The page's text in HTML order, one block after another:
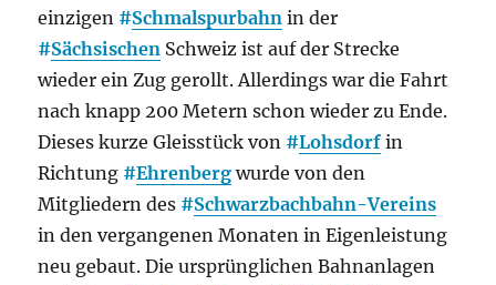
einzigen #Schmalspurbahn in der
#Sächsischen Schweiz ist auf der Strecke
wieder ein Zug gerollt. Allerdings war die Fahrt
nach knapp 200 Metern schon wieder zu Ende.
Dieses kurze Gleisstück von #Lohsdorf in
Richtung #Ehrenberg wurde von den
Mitgliedern des #Schwarzbachbahn-Vereins
in den vergangenen Monaten in Eigenleistung
neu gebaut. Die ursprünglichen Bahnanlagen